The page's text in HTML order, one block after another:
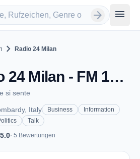
arrow_forward menu
chevron_right Radio 24 Milan
Radio 24 Milan - FM 104.8 - Milan
si sente
Italy Business
Information
Talk
5.0· 5 Bewertungen